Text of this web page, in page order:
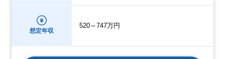
想定年収
520～747万円